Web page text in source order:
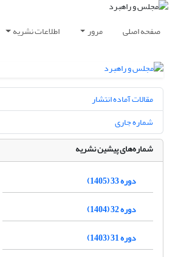
صفحه اصلی مرور اطلاعات نشریه
مقالات آماده انتشار
شماره جاری
شماره‌های پیشین نشریه
دوره 33 (1405)
دوره 32 (1404)
دوره 31 (1403)